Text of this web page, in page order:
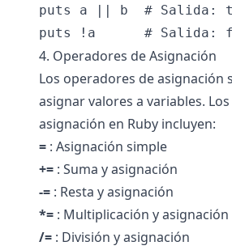
puts a || b  # Salida:
4. Operadores de Asignación
Los operadores de asignación
asignar valores a variables.
asignación en Ruby incluyen:
= : Asignación simple
+= : Suma y asignación
-= : Resta y asignación
*= : Multiplicación y asignación
/= : División y asignación